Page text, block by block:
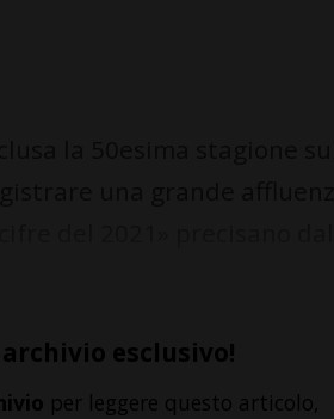
esclusivo!
per leggere questo articolo,